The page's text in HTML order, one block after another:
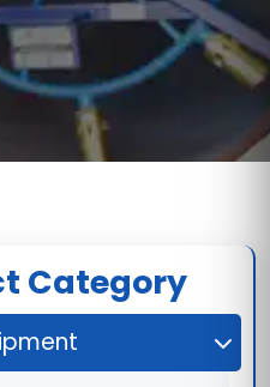
Category